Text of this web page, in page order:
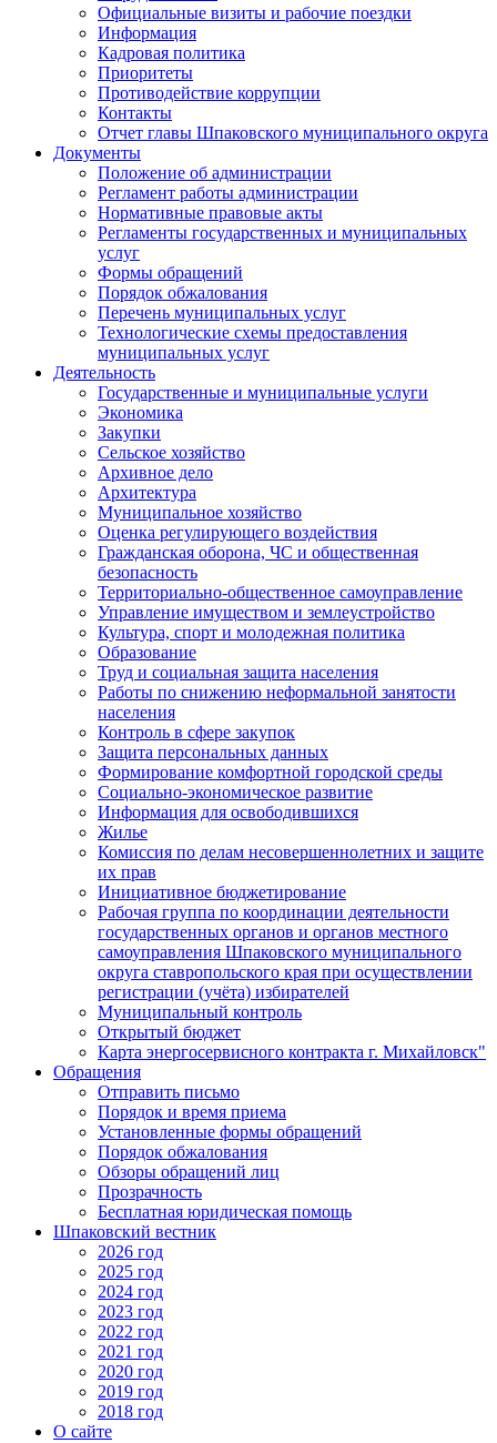
Официальные визиты и рабочие поездки
Информация
Кадровая политика
Приоритеты
Противодействие коррупции
Контакты
Отчет главы Шпаковского муниципального округа
Документы
Положение об администрации
Регламент работы администрации
Нормативные правовые акты
Регламенты государственных и муниципальных
услуг
Формы обращений
Порядок обжалования
Перечень муниципальных услуг
Технологические схемы предоставления
муниципальных услуг
Деятельность
Государственные и муниципальные услуги
Экономика
Закупки
Сельское хозяйство
Архивное дело
Архитектура
Муниципальное хозяйство
Оценка регулирующего воздействия
Гражданская оборона, ЧС и общественная
безопасность
Территориально-общественное самоуправление
Управление имуществом и землеустройство
Культура, спорт и молодежная политика
Образование
Труд и социальная защита населения
Работы по снижению неформальной занятости
населения
Контроль в сфере закупок
Защита персональных данных
Формирование комфортной городской среды
Социально-экономическое развитие
Информация для освободившихся
Жилье
Комиссия по делам несовершеннолетних и защите
их прав
Инициативное бюджетирование
Рабочая группа по координации деятельности
государственных органов и органов местного
самоуправления Шпаковского муниципального
округа ставропольского края при осуществлении
регистрации (учёта) избирателей
Муниципальный контроль
Открытый бюджет
Карта энергосервисного контракта г. Михайловск"
Обращения
Отправить письмо
Порядок и время приема
Установленные формы обращений
Порядок обжалования
Обзоры обращений лиц
Прозрачность
Бесплатная юридическая помощь
Шпаковский вестник
2026 год
2025 год
2024 год
2023 год
2022 год
2021 год
2020 год
2019 год
2018 год
О сайте